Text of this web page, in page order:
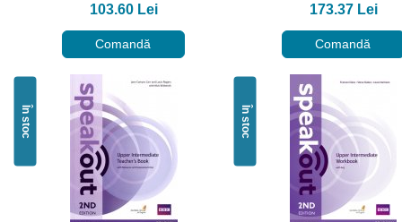
103.60 Lei
Comandă
173.37 Lei
Comandă
În stoc În stoc